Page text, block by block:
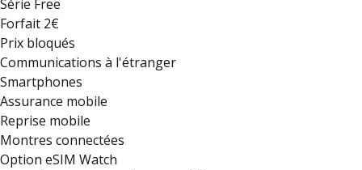
Série Free
Forfait 2€
Prix bloqués
Communications à l'étranger
Smartphones
Assurance mobile
Reprise mobile
Montres connectées
Option eSIM Watch